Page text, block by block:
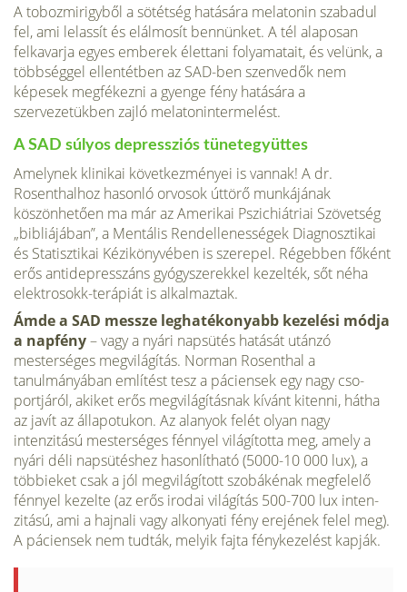
A tobozmirigyből a sötétség hatására melatonin szabadul
fel, ami lelassít és elálmosít bennünket. A tél alaposan
felka­varja egyes emberek élettani folyamatait, és velünk, a
többséggel el­lentétben az SAD-ben szenvedők nem
képesek megfékezni a gyenge fény hatására a
szervezetükben zajló melatonintermelést.
A SAD súlyos depressziós tünetegyüttes
Amelynek klinikai követ­kezményei is vannak! A dr.
Rosenthalhoz hasonló orvosok úttörő mun­kájának
köszönhetően ma már az Amerikai Pszichiátriai Szövetség
„bibliájában”, a Mentális Rendellenességek Diagnosztikai
és Statiszti­kai Kézikönyvében is szerepel. Régebben főként
erős antidepresszáns gyógyszerekkel kezelték, sőt néha
elektrosokk-terápiát is alkalmaztak.
Ámde a SAD messze leghatékonyabb kezelési módja
a napfény– vagy a nyári napsütés hatását utánzó
mesterséges megvilágítás. Norman Rosenthal a
tanulmányában említést tesz a páciensek egy nagy cso­
portjáról, akiket erős megvilágításnak kívánt kitenni, hátha
az javít az állapotukon. Az alanyok felét olyan nagy
intenzitású mesterséges fénnyel világította meg, amely a
nyári déli napsütéshez hasonlítható (5000-10 000 lux), a
többieket csak a jól megvilágított szobákénak megfelelő
fénnyel kezelte (az erős irodai világítás 500-700 lux inten­
zitású, ami a hajnali vagy alkonyati fény erejének felel meg).
A pácien­sek nem tudták, melyik fajta fénykezelést kapják.